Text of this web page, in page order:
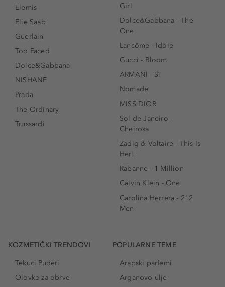
Elemis
Elie Saab
Guerlain
Too Faced
Dolce&Gabbana
NISHANE
Prada
The Ordinary
Trussardi
Girl
Dolce&Gabbana - The
One
Lancôme - Idôle
Gucci - Bloom
ARMANI - Sì
Nomade
MISS DIOR
Sol de Janeiro -
Cheirosa
Zadig & Voltaire - This Is
Her!
Rabanne - 1 Million
Calvin Klein - One
Carolina Herrera - 212
Men
KOZMETIČKI TRENDOVI
Tekuci Puderi
Olovke za obrve
POPULARNE TEME
Arapski parfemi
Arganovo ulje